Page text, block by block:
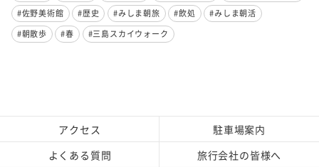
#佐野美術館
#歴史 #みしま朝旅 #飲処
#みしま朝活
#朝散歩
#春 #三島スカイウォーク
アクセス
駐車場案内
よくある質問
旅行会社の皆様へ